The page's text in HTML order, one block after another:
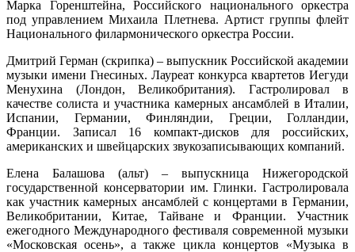
Марка Горенштейна, Российского национального оркестра
под управлением Михаила Плетнева. Артист группы флейт
Национального филармонического оркестра России.
Дмитрий Герман (скрипка) – выпускник Российской академии
музыки имени Гнесиных. Лауреат конкурса квартетов Иегуди
Менухина (Лондон, Великобритания). Гастролировал в
качестве солиста и участника камерных ансамблей в Италии,
Испании, Германии, Финляндии, Греции, Голландии,
Франции. Записал 16 компакт-дисков для российских,
американских и швейцарских звукозаписывающих компаний.
Елена Балашова (альт) – выпускница Нижегородской
государственной консерватории им. Глинки. Гастролировала
как участник камерных ансамблей с концертами в Германии,
Великобритании, Китае, Тайване и Франции. Участник
ежегодного Международного фестиваля современной музыки
«Московская осень», а также цикла концертов «Музыка в